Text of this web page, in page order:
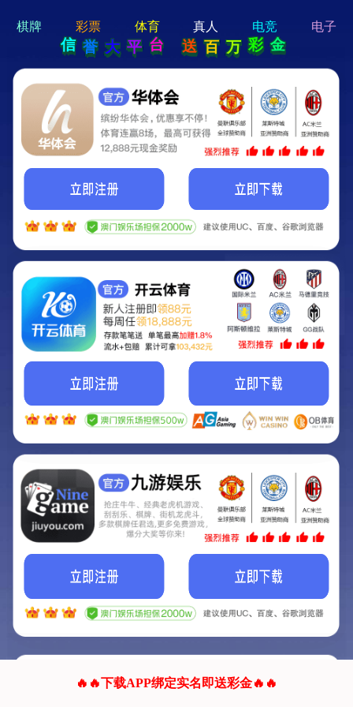
hello 宝贝
Hey Guys!
我们即将上线啦...
我们的网站正在建设.
它将是非常棒的网站.
联系我们!